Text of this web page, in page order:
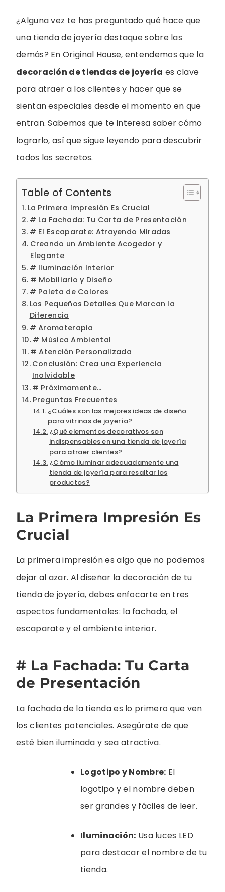
¿Alguna vez te has preguntado qué hace que
una tienda de joyería destaque sobre las
demás? En Original House, entendemos que la
decoración de tiendas de joyería es clave
para atraer a los clientes y hacer que se
sientan especiales desde el momento en que
entran. Sabemos que te interesa saber cómo
lograrlo, así que sigue leyendo para descubrir
todos los secretos.
Table of Contents
La Primera Impresión Es Crucial
# La Fachada: Tu Carta de Presentación
# El Escaparate: Atrayendo Miradas
Creando un Ambiente Acogedor y
Elegante
# Iluminación Interior
# Mobiliario y Diseño
# Paleta de Colores
Los Pequeños Detalles Que Marcan la
Diferencia
# Aromaterapia
# Música Ambiental
# Atención Personalizada
Conclusión: Crea una Experiencia
Inolvidable
# Próximamente…
Preguntas Frecuentes
¿Cuáles son las mejores ideas de diseño
para vitrinas de joyería?
¿Qué elementos decorativos son
indispensables en una tienda de joyería
para atraer clientes?
¿Cómo iluminar adecuadamente una
tienda de joyería para resaltar los
productos?
La Primera Impresión Es
Crucial
La primera impresión es algo que no podemos
dejar al azar. Al diseñar la decoración de tu
tienda de joyería, debes enfocarte en tres
aspectos fundamentales: la fachada, el
escaparate y el ambiente interior.
# La Fachada: Tu Carta
de Presentación
La fachada de la tienda es lo primero que ven
los clientes potenciales. Asegúrate de que
esté bien iluminada y sea atractiva.
Logotipo y Nombre: El
logotipo y el nombre deben
ser grandes y fáciles de leer.
Iluminación: Usa luces LED
para destacar el nombre de tu
tienda.